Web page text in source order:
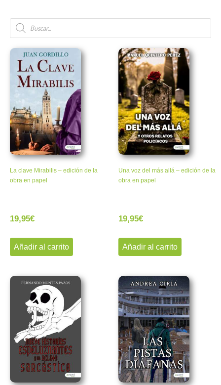
La clave Mirabilis – edición de la
obra en papel
19,95€
Añadir al carrito
Una voz del más allá – edición de la
obra en papel
19,95€
Añadir al carrito